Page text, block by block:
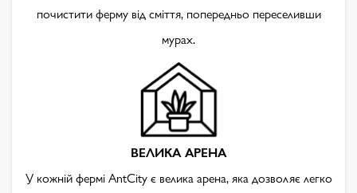
почистити ферму від сміття, попередньо переселивши
мурах.
ВЕЛИКА АРЕНА
У кожній фермі AntCity є велика арена, яка дозволяє легко